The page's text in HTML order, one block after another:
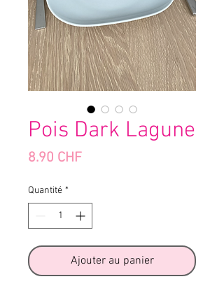
Pois Dark Lagune
8.90 CHFPrix
Quantité *
Ajouter au panier